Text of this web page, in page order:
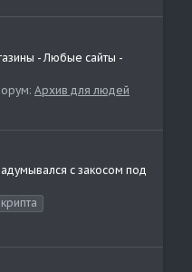
- Любые сайты -
Архив для людей
с закосом под